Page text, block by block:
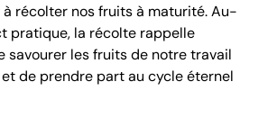
récolter nos fruits à maturité. Au-
pratique, la récolte rappelle
savourer les fruits de notre travail
de prendre part au cycle éternel